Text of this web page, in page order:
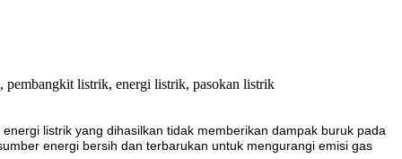
listrik yang dihasilkan tidak memberikan dampak buruk pada
energi bersih dan terbarukan untuk mengurangi emisi gas